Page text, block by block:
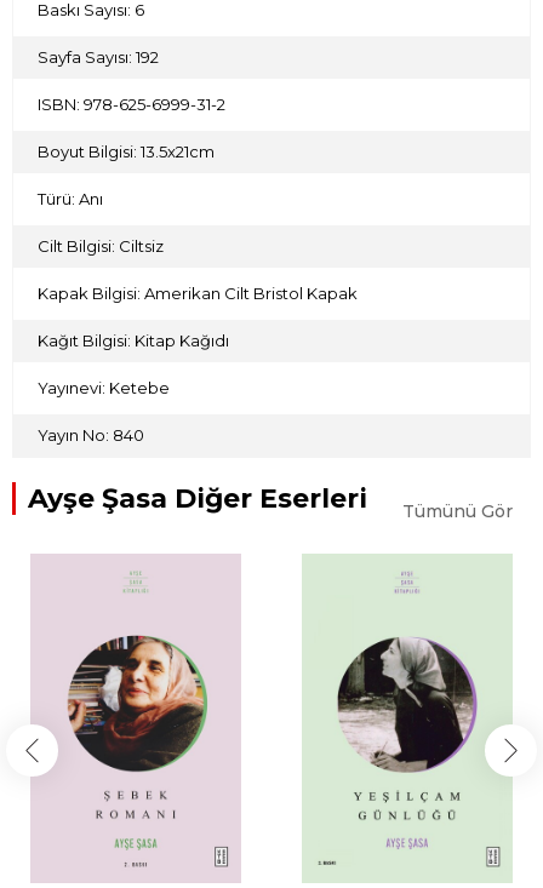
Baskı Sayısı: 6
Sayfa Sayısı: 192
ISBN: 978-625-6999-31-2
Boyut Bilgisi: 13.5x21cm
Türü: Anı
Cilt Bilgisi: Ciltsiz
Kapak Bilgisi: Amerikan Cilt Bristol Kapak
Kağıt Bilgisi: Kitap Kağıdı
Yayınevi: Ketebe
Yayın No: 840
Ayşe Şasa Diğer Eserleri Tümünü Gör